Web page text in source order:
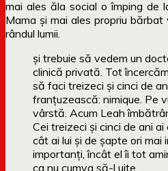
mai ales ăla social o împing de
Mama și mai ales propriu
rândul lumii.
şi trebuie să vedem un
clinică privată. Tot
să faci treizeci şi cinci de
franţuzească: nimique. Pe
vârstă. Acum Leah
Cei treizeci şi cinci de ani
cât ai lui şi de şapte ori
importanţi, încât el îi tot
ca nu cumva să-l uite.